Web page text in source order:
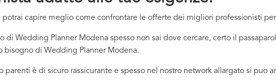
potrai capire meglio come confrontare le offerte dei migliori professionisti
di Wedding Planner Modena spesso non sai dove cercare, certo il
bisogno di Wedding Planner Modena.
parenti è di sicuro rassicurante e spesso nel nostro network allargato si puo